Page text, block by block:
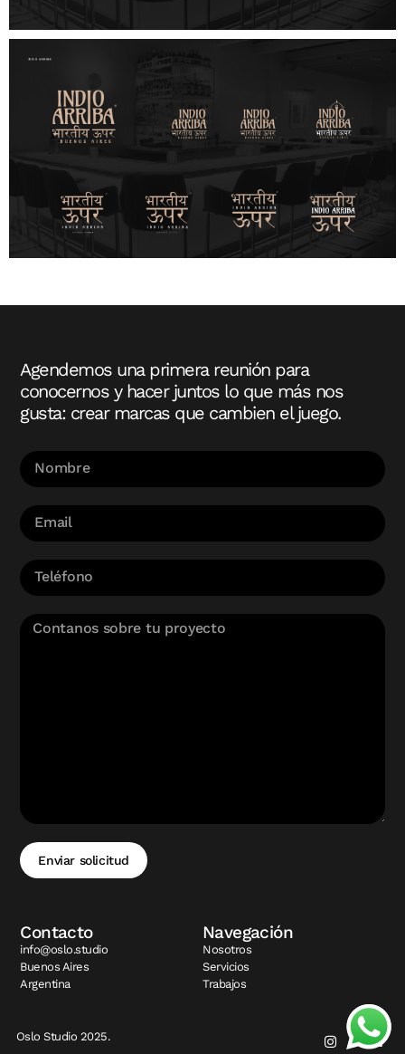
Agendemos una primera reunión para
conocernos y hacer juntos lo que más nos
gusta: crear marcas que cambien el juego.
Enviar solicitud
Contacto
info@oslo.studio
Buenos Aires
Argentina
Navegación
Nosotros
Servicios
Trabajos
Oslo Studio 2025.